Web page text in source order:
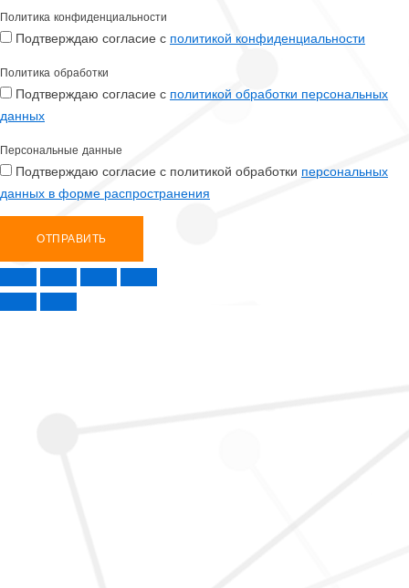
Политика конфиденциальности
Подтверждаю согласие с политикой конфиденциальности
Политика обработки
Подтверждаю согласие с политикой обработки персональных
данных
Персональные данные
Подтверждаю согласие с политикой обработки персональных
данных в форме распространения
ОТПРАВИТЬ